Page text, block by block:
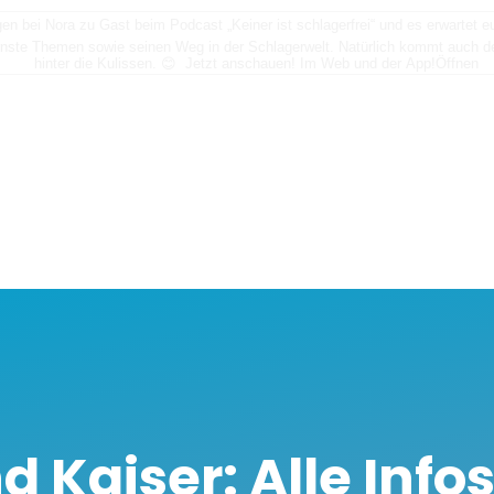
bei Nora zu Gast beim Podcast „Keiner ist schlagerfrei“ und es erwartet
Themen sowie seinen Weg in der Schlagerwelt. Natürlich kommt auch
Kaiser: Alle Infos